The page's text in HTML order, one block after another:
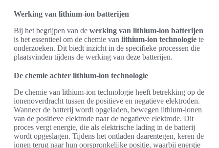
Werking van lithium-ion batterijen
Bij het begrijpen van de werking van lithium-ion batterijen
is het essentieel om de chemie van lithium-ion technologie te
onderzoeken. Dit biedt inzicht in de specifieke processen die
plaatsvinden tijdens de werking van deze batterijen.
De chemie achter lithium-ion technologie
De chemie van lithium-ion technologie heeft betrekking op de
ionenoverdracht tussen de positieve en negatieve elektroden.
Wanneer de batterij wordt opgeladen, bewegen lithium-ionen
van de positieve elektrode naar de negatieve elektrode. Dit
proces vergt energie, die als elektrische lading in de batterij
wordt opgeslagen. Tijdens het ontladen daarentegen, keren de
ionen terug naar hun oorspronkelijke positie, waarbij energie